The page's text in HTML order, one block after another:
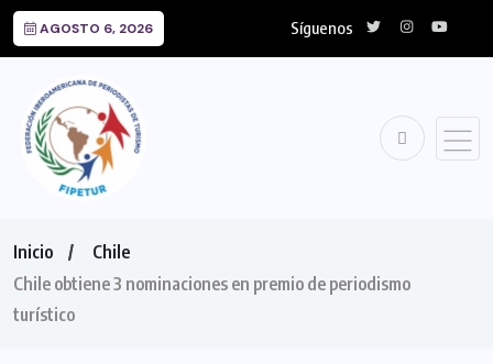
AGOSTO 6, 2026 Síguenos
Inicio
Chile
Chile obtiene 3 nominaciones en premio de periodismo
turístico